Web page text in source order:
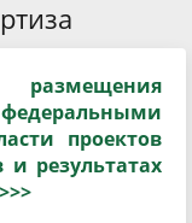
проектов
результатах